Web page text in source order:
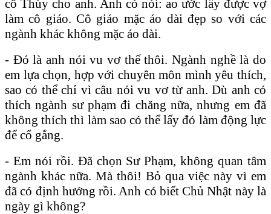
cô Thùy cho anh. Anh có nói: ao ước lấy được vợ
làm cô giáo. Cô giáo mặc áo dài đẹp so với các
ngành khác không mặc áo dài.
- Đó là anh nói vu vơ thế thôi. Ngành nghề là do
em lựa chọn, hợp với chuyên môn mình yêu thích,
sao có thể chỉ vì câu nói vu vơ từ anh. Dù anh có
thích ngành sư phạm đi chăng nữa, nhưng em đã
không thích thì làm sao có thể lấy đó làm động lực
để cố gắng.
- Em nói rồi. Đã chọn Sư Phạm, không quan tâm
ngành khác nữa. Mà thôi! Bỏ qua việc này vì em
đã có định hướng rồi. Anh có biết Chủ Nhật này là
ngày gì không?